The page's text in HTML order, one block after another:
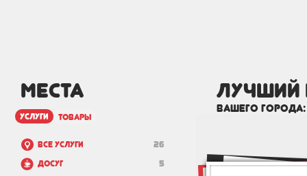
МЕСТА
услуги товары
26
Все услуги
5
Досуг
лучший
вашего